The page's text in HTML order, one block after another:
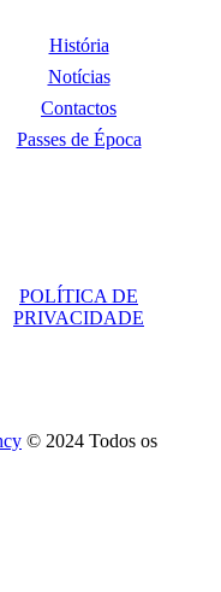
História
Notícias
Contactos
Passes de Época
POLÍTICA DE
PRIVACIDADE
© 2024 Todos os